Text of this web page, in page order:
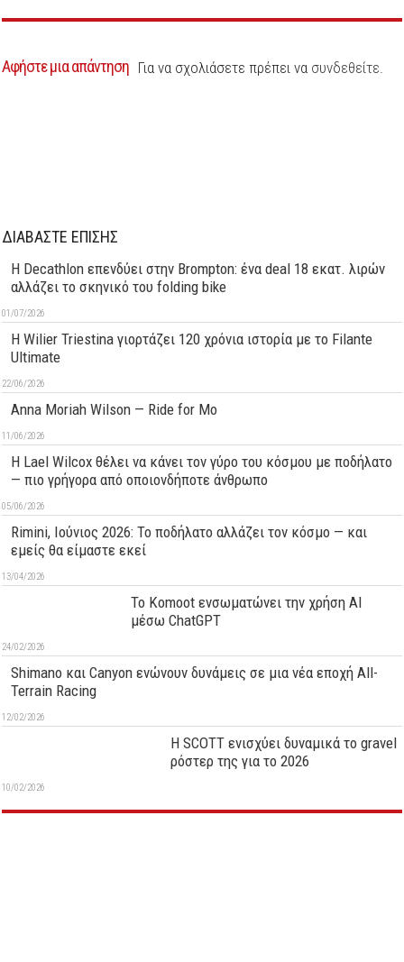
Αφήστε μια απάντηση Για να σχολιάσετε πρέπει να συνδεθείτε.
ΔΙΑΒΑΣΤΕ ΕΠΙΣΗΣ
Η Decathlon επενδύει στην Brompton: ένα deal 18 εκατ. λιρών
αλλάζει το σκηνικό του folding bike
01/07/2026
H Wilier Triestina γιορτάζει 120 χρόνια ιστορία με το Filante
Ultimate
22/06/2026
Anna Moriah Wilson — Ride for Mo
11/06/2026
Η Lael Wilcox θέλει να κάνει τον γύρο του κόσμου με ποδήλατο
— πιο γρήγορα από οποιονδήποτε άνθρωπο
05/06/2026
Rimini, Ιούνιος 2026: Το ποδήλατο αλλάζει τον κόσμο — και
εμείς θα είμαστε εκεί
13/04/2026
Το Komoot ενσωματώνει την χρήση AI
μέσω ChatGPT
24/02/2026
Shimano και Canyon ενώνουν δυνάμεις σε μια νέα εποχή All-
Terrain Racing
12/02/2026
Η SCOTT ενισχύει δυναμικά το gravel
ρόστερ της για το 2026
10/02/2026